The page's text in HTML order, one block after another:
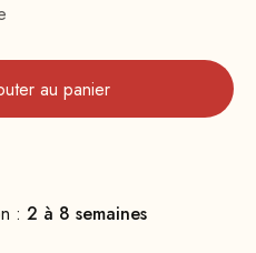
au panier
: 2 à 8 semaines